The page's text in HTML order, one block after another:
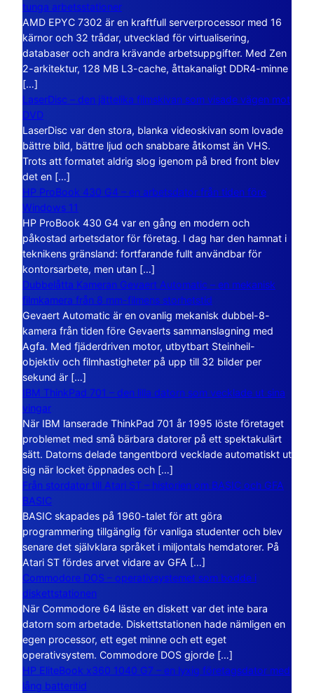
tunga arbetsstationer
AMD EPYC 7302 är en kraftfull serverprocessor med 16
kärnor och 32 trådar, utvecklad för virtualisering,
databaser och andra krävande arbetsuppgifter. Med Zen
2-arkitektur, 128 MB L3-cache, åttakanaligt DDR4-minne
[…]
LaserDisc – den jättelika filmskivan som visade vägen mot
DVD
LaserDisc var den stora, blanka videoskivan som lovade
bättre bild, bättre ljud och snabbare åtkomst än VHS.
Trots att formatet aldrig slog igenom på bred front blev
det en […]
HP ProBook 430 G4 – en arbetsdator från tiden före
Windows 11
HP ProBook 430 G4 var en gång en modern och
påkostad arbetsdator för företag. I dag har den hamnat i
teknikens gränsland: fortfarande fullt användbar för
kontorsarbete, men utan […]
Dubbelåtta Kameran Gevaert Automatic – en mekanisk
filmkamera från 8 mm-filmens storhetstid
Gevaert Automatic är en ovanlig mekanisk dubbel-8-
kamera från tiden före Gevaerts sammanslagning med
Agfa. Med fjäderdriven motor, utbytbart Steinheil-
objektiv och filmhastigheter på upp till 32 bilder per
sekund är […]
IBM ThinkPad 701 – den lilla datorn som vecklade ut sina
vingar
När IBM lanserade ThinkPad 701 år 1995 löste företaget
problemet med små bärbara datorer på ett spektakulärt
sätt. Datorns delade tangentbord vecklade automatiskt ut
sig när locket öppnades och […]
Från stordator till Atari ST – historien om BASIC och GFA
BASIC
BASIC skapades på 1960-talet för att göra
programmering tillgänglig för vanliga studenter och blev
senare det självklara språket i miljontals hemdatorer. På
Atari ST fördes arvet vidare av GFA […]
Commodore DOS – operativsystemet som bodde i
diskettstationen
När Commodore 64 läste en diskett var det inte bara
datorn som arbetade. Diskettstationen hade nämligen en
egen processor, ett eget minne och ett eget
operativsystem. Commodore DOS gjorde […]
HP EliteBook x360 1040 G7 – en lyxig företagsdator med
lång batteritid